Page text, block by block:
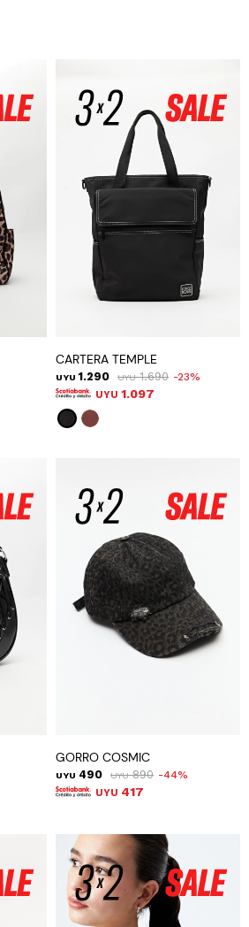
CARTERA TEMPLE
UYU 1.290 UYU 1.690 23
UYU 1.097
GORRO COSMIC
UYU 490 UYU 890 44
UYU 417